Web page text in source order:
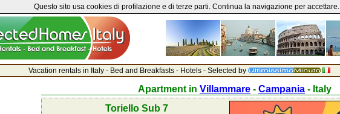
Vacation rentals in Italy - Bed and Breakfasts - Hotels - Selected by
Apartment in Villammare - Campania - Italy
Toriello Sub 7
Questo sito usa cookies di profilazione e di terze parti. Continua la navigazione per accettare.